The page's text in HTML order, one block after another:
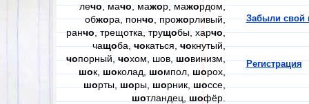
лечо, мачо, мажор, мажордом,
обжора, пончо, прожорливый,
ранчо, трещотка, трущобы, харчо,
чащоба,чокаться,чокнутый,
чопорный,чохом, шов,шовинизм,
шок,шоколад,шомпол,шорох,
шорты, шоры, шорник, шоссе,
шотландец, шофёр.
Забыли свой
Регистрация